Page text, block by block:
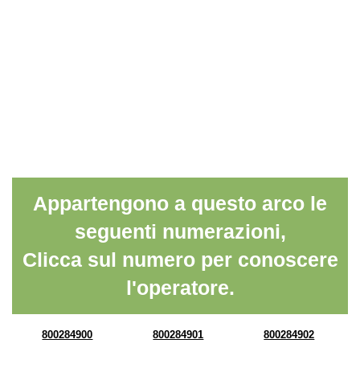
Appartengono a questo arco le
seguenti numerazioni,
Clicca sul numero per conoscere
l'operatore.
800284900 800284901 800284902